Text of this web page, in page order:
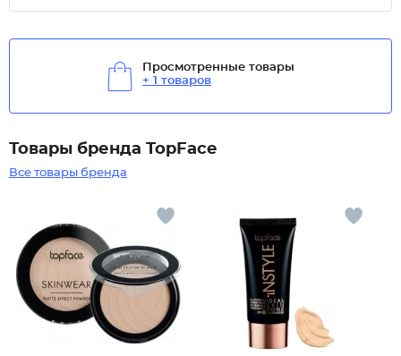
Просмотренные товары
+ 1 товаров
Товары бренда TopFace
Все товары бренда